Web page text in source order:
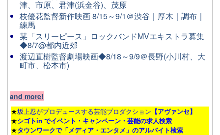
津、市原、君津(浜金谷)、茂原
枝優花監督新作映画 8/15～9/1＠渋谷｜厚木｜調布｜
練馬
某「スリーピース」ロックバンドMVエキストラ募集
◆8/7@都内近郊
渡辺直樹監督劇場映画◆8/18～9/9＠長野(小川村、大
町市、松本市)
and more!
★坂上忍がプロデュースする芸能プロダクション 【アヴァンセ】
★シゴトin でイベント・キャンペーン・芸能の求人検索
★タウンワークで「メディア・エンタメ」のアルバイト検索